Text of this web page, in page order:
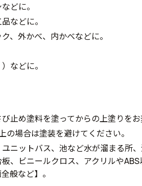
どに。
などに。
、外かべ、内かべなどに。
などに。
止め塗料を塗ってからの上塗りをお
場合は塗装を避けてください。
ニットバス、池など水が溜まる所、
、ビニールクロス、アクリルやABS
般など】。